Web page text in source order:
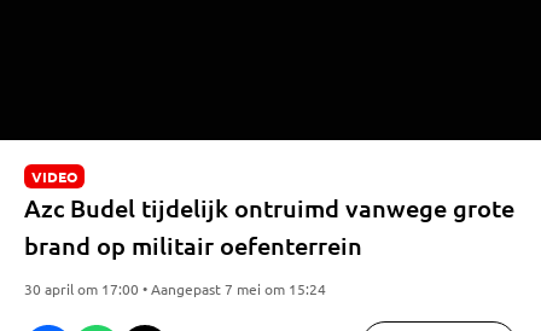
VIDEO
Azc Budel tijdelijk ontruimd vanwege grote
brand op militair oefenterrein
30 april om 17:00 • Aangepast 7 mei om 15:24